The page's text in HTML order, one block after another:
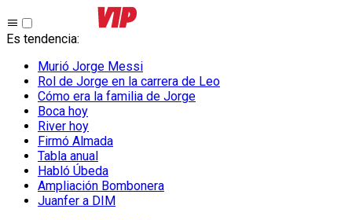
Es tendencia:
Murió Jorge Messi
Rol de Jorge en la carrera de Leo
Cómo era la familia de Jorge
Boca hoy
River hoy
Firmó Almada
Tabla anual
Habló Úbeda
Ampliación Bombonera
Juanfer a DIM